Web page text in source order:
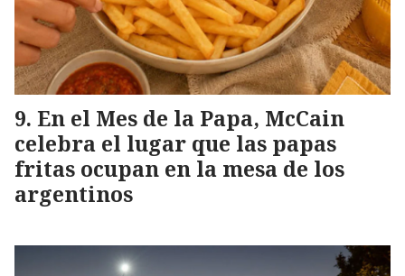
En el Mes de la Papa, McCain
celebra el lugar que las papas
fritas ocupan en la mesa de los
argentinos